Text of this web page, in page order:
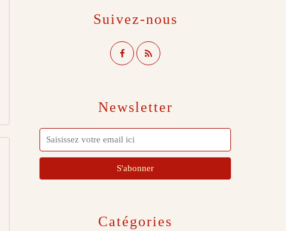
Newsletter
Catégories
Suivez-nous